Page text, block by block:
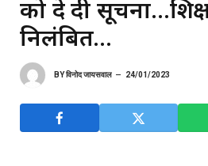
को दे दी
निलंबित…
BYविनोद जायसवाल 24/01/2023